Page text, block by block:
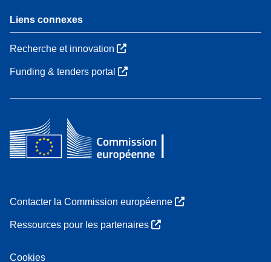
Liens connexes
Recherche et innovation
Funding & tenders portal
Contacter la Commission européenne
Ressources pour les partenaires
Cookies